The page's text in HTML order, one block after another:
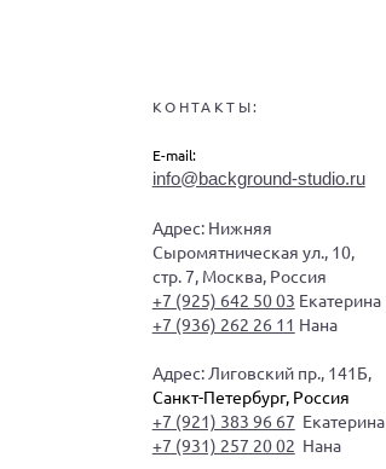
КОНТАКТЫ:
E-mail:
info@background-studio.ru
Адрес: Нижняя
Сыромятническая ул., 10,
стр. 7, Москва, Россия
+7 (925) 642 50 03 Екатерина
+7 (936) 262 26 11 Нана
Адрес: Лиговский пр., 141Б,
Санкт-Петербург, Россия
+7 (921) 383 96 67 Екатерина
+7 (931) 257 20 02 Нана